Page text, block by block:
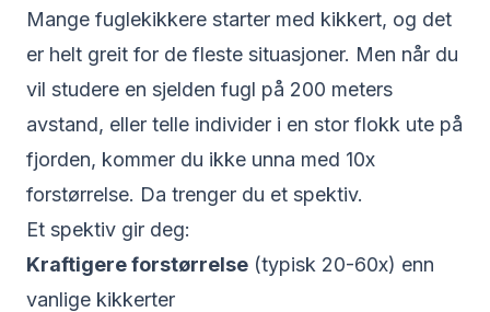
Mange fuglekikkere starter med kikkert, og det
er helt greit for de fleste situasjoner. Men når du
vil studere en sjelden fugl på 200 meters
avstand, eller telle individer i en stor flokk ute på
fjorden, kommer du ikke unna med 10x
forstørrelse. Da trenger du et spektiv.
Et spektiv gir deg:
Kraftigere forstørrelse (typisk 20-60x) enn
vanlige kikkerter